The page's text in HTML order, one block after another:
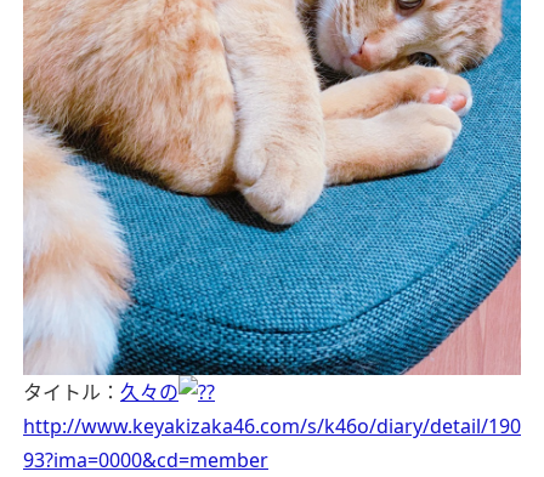
タイトル： 久々の
http://www.keyakizaka46.com/s/k46o/diary/detail/190
93?ima=0000&cd=member